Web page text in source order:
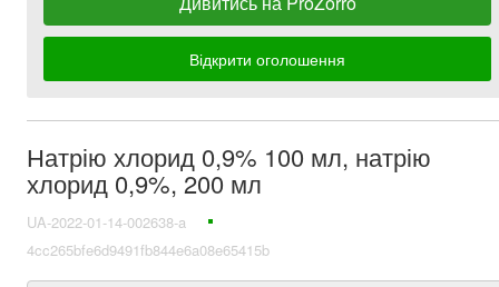
Відкрити оголошення
Натрію хлорид 0,9% 100 мл, натрію
хлорид 0,9%, 200 мл
UA-2022-01-14-002638-a
4cc265bfe6d9491fb844e6a08e65415b